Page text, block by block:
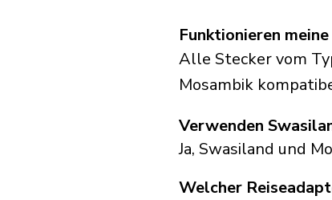
Funktionieren
Alle Stecker vom
Mosambik
Ja, Swasiland und
Verwenden
Welcher